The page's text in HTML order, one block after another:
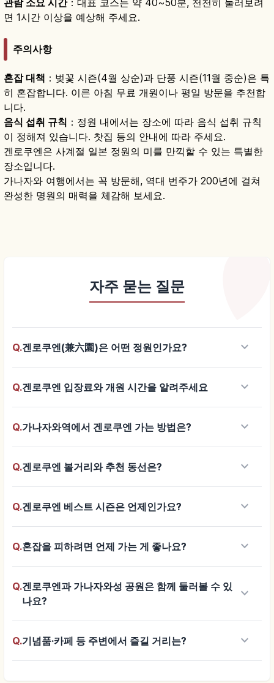
면 1시간 이상을 예상해 주세요.
주의사항
혼잡 대책 ：벚꽃 시즌(4월 상순)과 단풍 시즌(11월 중순)은 특
히 혼잡합니다. 이른 아침 무료 개원이나 평일 방문을 추천합
니다.
음식 섭취 규칙 ：정원 내에서는 장소에 따라 음식 섭취 규칙
이 정해져 있습니다. 찻집 등의 안내에 따라 주세요.
겐로쿠엔은 사계절 일본 정원의 미를 만끽할 수 있는 특별한
장소입니다.
가나자와 여행에서는 꼭 방문해, 역대 번주가 200년에 걸쳐
완성한 명원의 매력을 체감해 보세요.
자주 묻는 질문
Q.겐로쿠엔(兼六園)은 어떤 정원인가요? keyboard_arrow_down
Q.겐로쿠엔 입장료와 개원 시간을 알려주세요 keyboard_arrow_down
Q.가나자와역에서 겐로쿠엔 가는 방법은? keyboard_arrow_down
Q.겐로쿠엔 볼거리와 추천 동선은? keyboard_arrow_down
Q.겐로쿠엔 베스트 시즌은 언제인가요? keyboard_arrow_down
Q.혼잡을 피하려면 언제 가는 게 좋나요? keyboard_arrow_down
Q.겐로쿠엔과 가나자와성 공원은 함께 둘러볼 수 있
나요?
keyboard_arrow_down
Q.기념품·카페 등 주변에서 즐길 거리는? keyboard_arrow_down